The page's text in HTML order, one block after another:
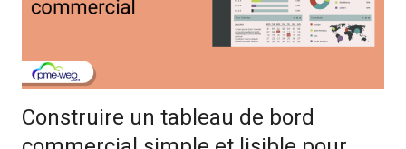
Construire un tableau de bord